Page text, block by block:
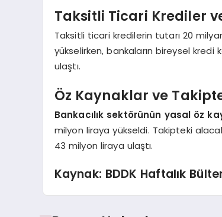
Taksitli Ticari Krediler
Taksitli ticari kredilerin tutarı 20
yükselirken, bankaların bireysel kredi
ulaştı.
Öz Kaynaklar ve
Bankacılık sektörünün yasal öz
milyon liraya yükseldi. Takipteki
43 milyon liraya ulaştı.
Kaynak: BDDK Haftalık